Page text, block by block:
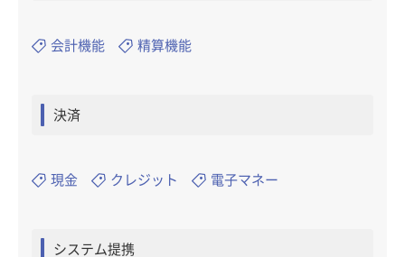
会計機能 精算機能
決済
現金 クレジット 電子マネー
システム提携